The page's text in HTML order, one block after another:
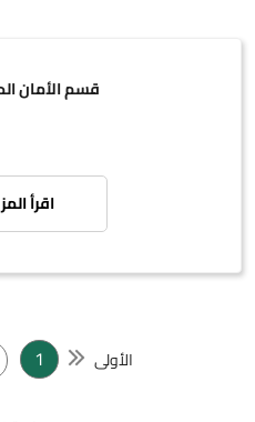
قسم الأمان
اقرأ
الأولى 1